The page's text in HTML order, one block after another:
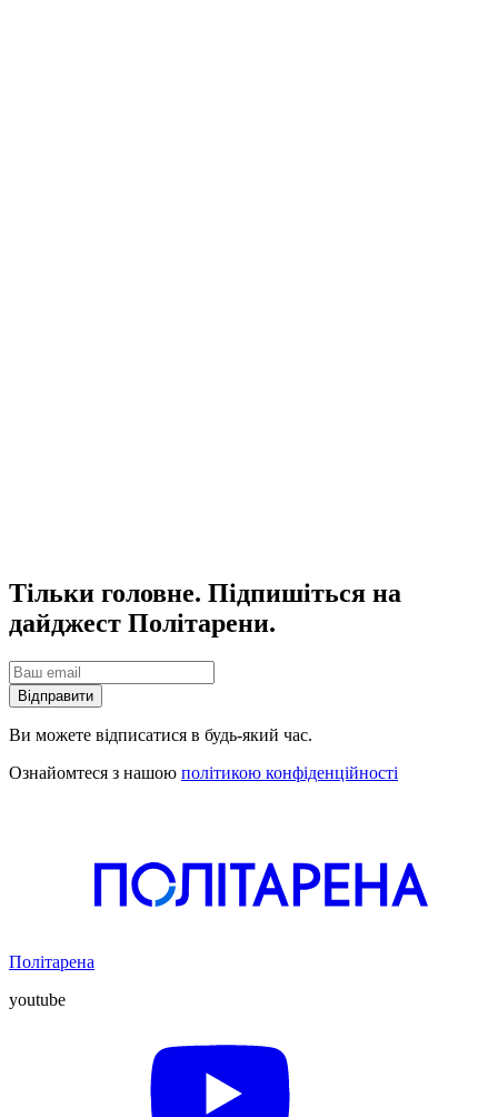
Тільки головне. Підпишіться на
дайджест Політарени.
Відправити
Ви можете відписатися в будь-який час.
Ознайомтеся з нашою політикою конфіденційності
Політарена
youtube